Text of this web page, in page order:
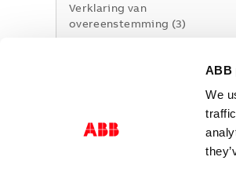
ABB
We
Verklaring van
overeenstemming (3)